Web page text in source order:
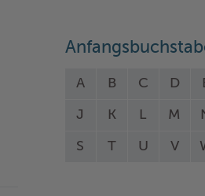
A B C D
J K L M
S T U V